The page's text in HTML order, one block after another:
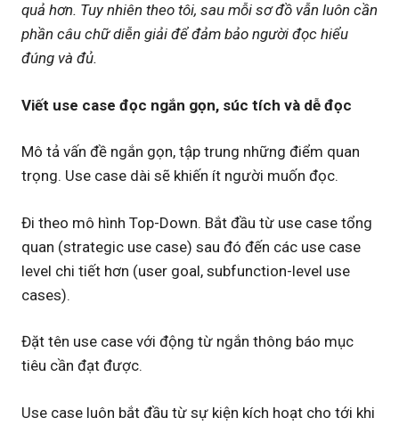
quả hơn. Tuy nhiên theo tôi, sau mỗi sơ đồ vẫn luôn cần
phần câu chữ diễn giải để đảm bảo người đọc hiểu
đúng và đủ.
Viết use case đọc ngắn gọn, súc tích và dễ đọc
Mô tả vấn đề ngắn gọn, tập trung những điểm quan
trọng. Use case dài sẽ khiến ít người muốn đọc.
Đi theo mô hình Top-Down. Bắt đầu từ use case tổng
quan (strategic use case) sau đó đến các use case
level chi tiết hơn (user goal, subfunction-level use
cases).
Đặt tên use case với động từ ngắn thông báo mục
tiêu cần đạt được.
Use case luôn bắt đầu từ sự kiện kích hoạt cho tới khi